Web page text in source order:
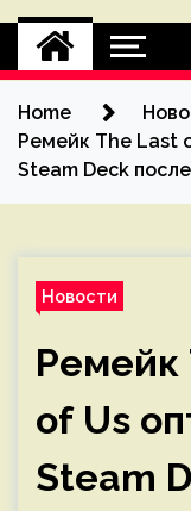
Home
Ремейк The Last
Steam Deck
Новости
Ремейк
of Us
Steam